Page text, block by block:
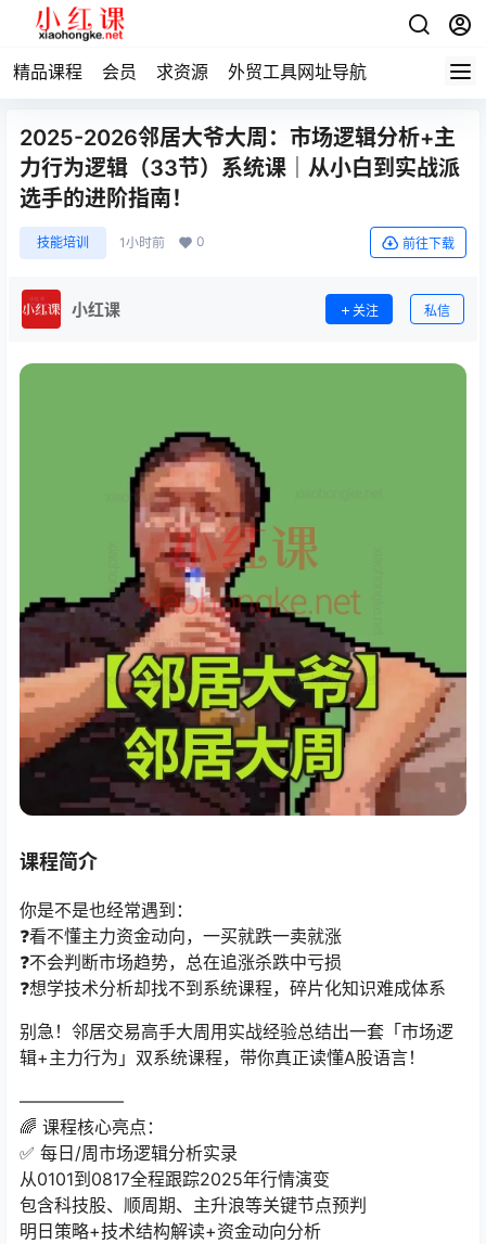
精品课程 会员 求资源 外贸工具网址导航
2025-2026邻居大爷大周：市场逻辑分析+主
力行为逻辑（33节）系统课｜从小白到实战派
选手的进阶指南！
技能培训 1小时前 0 前往下载
小红课 关注 私信
课程简介
你是不是也经常遇到：
❓看不懂主力资金动向，一买就跌一卖就涨
❓不会判断市场趋势，总在追涨杀跌中亏损
❓想学技术分析却找不到系统课程，碎片化知识难成体系
别急！邻居交易高手大周用实战经验总结出一套「市场逻
辑+主力行为」双系统课程，带你真正读懂A股语言！
——————
🌈 课程核心亮点：
✅ 每日/周市场逻辑分析实录
从0101到0817全程跟踪2025年行情演变
包含科技股、顺周期、主升浪等关键节点预判
明日策略+技术结构解读+资金动向分析